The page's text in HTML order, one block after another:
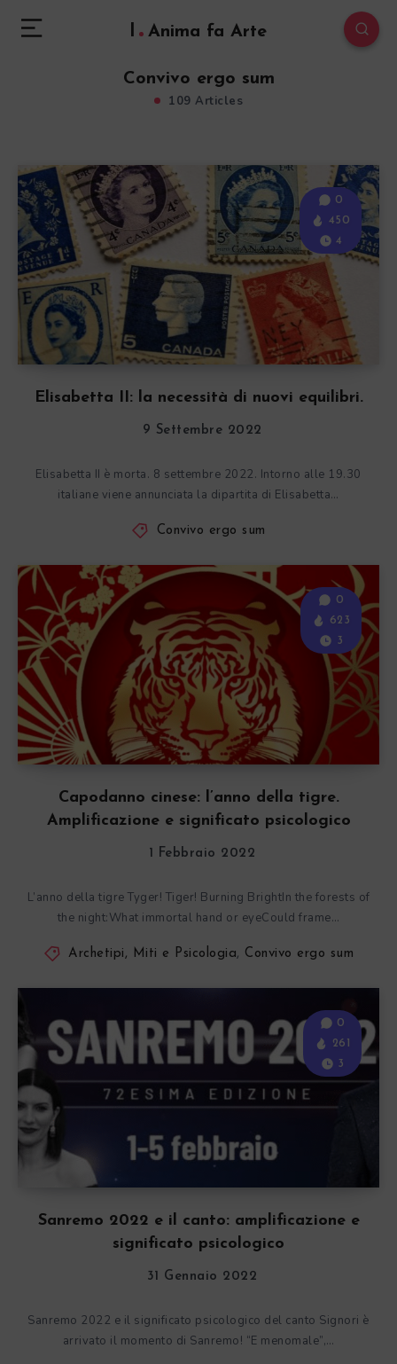
l Anima fa Arte
Convivo ergo sum
109 Articles
Elisabetta II: la necessità di nuovi equilibri.
0
450
4
9 Settembre 2022
Elisabetta II è morta. 8 settembre 2022. Intorno alle 19.30
italiane viene annunciata la dipartita di Elisabetta…
Convivo ergo sum
Capodanno cinese: l’anno della tigre.
Amplificazione e significato psicologico
0
623
3
1 Febbraio 2022
L’anno della tigre Tyger! Tiger! Burning BrightIn the forests of
the night:What immortal hand or eyeCould frame…
Archetipi, Miti e Psicologia, Convivo ergo sum
Sanremo 2022 e il canto: amplificazione e
significato psicologico
0
261
3
31 Gennaio 2022
Sanremo 2022 e il significato psicologico del canto Signori è
arrivato il momento di Sanremo! “E menomale”,…